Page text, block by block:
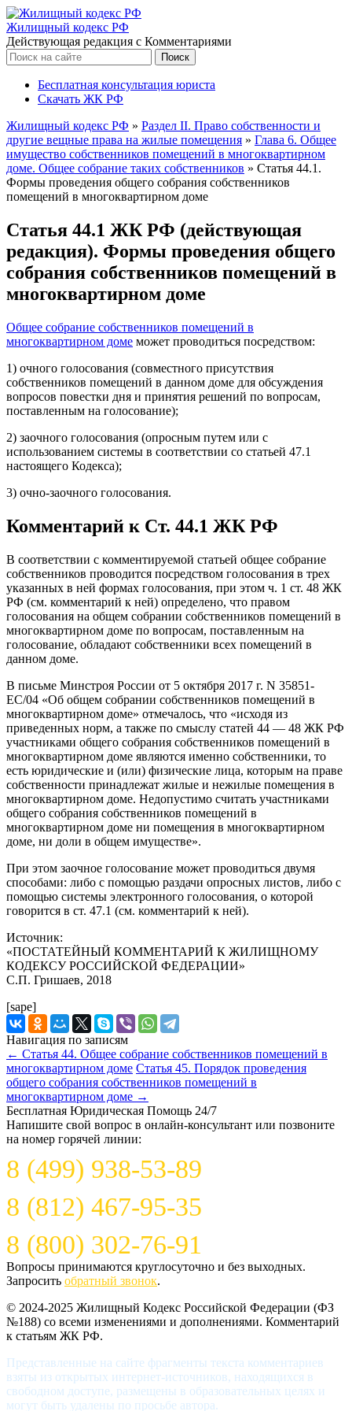
Жилищный кодекс РФ
Действующая редакция с Комментариями
Бесплатная консультация юриста
Скачать ЖК РФ
Жилищный кодекс РФ » Раздел II. Право собственности и
другие вещные права на жилые помещения » Глава 6. Общее
имущество собственников помещений в многоквартирном
доме. Общее собрание таких собственников » Статья 44.1.
Формы проведения общего собрания собственников
помещений в многоквартирном доме
Статья 44.1 ЖК РФ (действующая
редакция). Формы проведения общего
собрания собственников помещений в
многоквартирном доме
Общее собрание собственников помещений в
многоквартирном доме может проводиться посредством:
1) очного голосования (совместного присутствия
собственников помещений в данном доме для обсуждения
вопросов повестки дня и принятия решений по вопросам,
поставленным на голосование);
2) заочного голосования (опросным путем или с
использованием системы в соответствии со статьей 47.1
настоящего Кодекса);
3) очно-заочного голосования.
Комментарий к Ст. 44.1 ЖК РФ
В соответствии с комментируемой статьей общее собрание
собственников проводится посредством голосования в трех
указанных в ней формах голосования, при этом ч. 1 ст. 48 ЖК
РФ (см. комментарий к ней) определено, что правом
голосования на общем собрании собственников помещений в
многоквартирном доме по вопросам, поставленным на
голосование, обладают собственники всех помещений в
данном доме.
В письме Минстроя России от 5 октября 2017 г. N 35851-
ЕС/04 «Об общем собрании собственников помещений в
многоквартирном доме» отмечалось, что «исходя из
приведенных норм, а также по смыслу статей 44 — 48 ЖК РФ
участниками общего собрания собственников помещений в
многоквартирном доме являются именно собственники, то
есть юридические и (или) физические лица, которым на праве
собственности принадлежат жилые и нежилые помещения в
многоквартирном доме. Недопустимо считать участниками
общего собрания собственников помещений в
многоквартирном доме ни помещения в многоквартирном
доме, ни доли в общем имуществе».
При этом заочное голосование может проводиться двумя
способами: либо с помощью раздачи опросных листов, либо с
помощью системы электронного голосования, о которой
говорится в ст. 47.1 (см. комментарий к ней).
Источник:
«ПОСТАТЕЙНЫЙ КОММЕНТАРИЙ К ЖИЛИЩНОМУ
КОДЕКСУ РОССИЙСКОЙ ФЕДЕРАЦИИ»
С.П. Гришаев, 2018
[sape]
Навигация по записям
← Статья 44. Общее собрание собственников помещений в
многоквартирном доме Статья 45. Порядок проведения
общего собрания собственников помещений в
многоквартирном доме →
Бесплатная Юридическая Помощь 24/7
Напишите свой вопрос в онлайн-консультант или позвоните
на номер горячей линии:
8 (499) 938-53-89
8 (812) 467-95-35
8 (800) 302-76-91
Вопросы принимаются круглосуточно и без выходных.
Запросить обратный звонок.
© 2024-2025 Жилищный Кодекс Российской Федерации (ФЗ
№188) со всеми изменениями и дополнениями. Комментарий
к статьям ЖК РФ.
Представленные на сайте фрагменты текста комментариев
взяты из открытых интернет-источников, находящихся в
свободном доступе, размещены в образовательных целях и
могут быть удалены по просьбе автора.